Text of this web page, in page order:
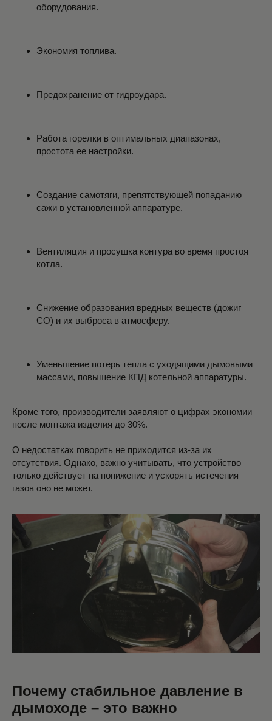
оборудования.
Экономия топлива.
Предохранение от гидроудара.
Работа горелки в оптимальных диапазонах,
простота ее настройки.
Создание самотяги, препятствующей попаданию
сажи в установленной аппаратуре.
Вентиляция и просушка контура во время простоя
котла.
Снижение образования вредных веществ (дожиг
СО) и их выброса в атмосферу.
Уменьшение потерь тепла с уходящими дымовыми
массами, повышение КПД котельной аппаратуры.
Кроме того, производители заявляют о цифрах экономии
после монтажа изделия до 30%.
О недостатках говорить не приходится из-за их
отсутствия. Однако, важно учитывать, что устройство
только действует на понижение и ускорять истечения
газов оно не может.
Почему стабильное давление в
дымоходе – это важно